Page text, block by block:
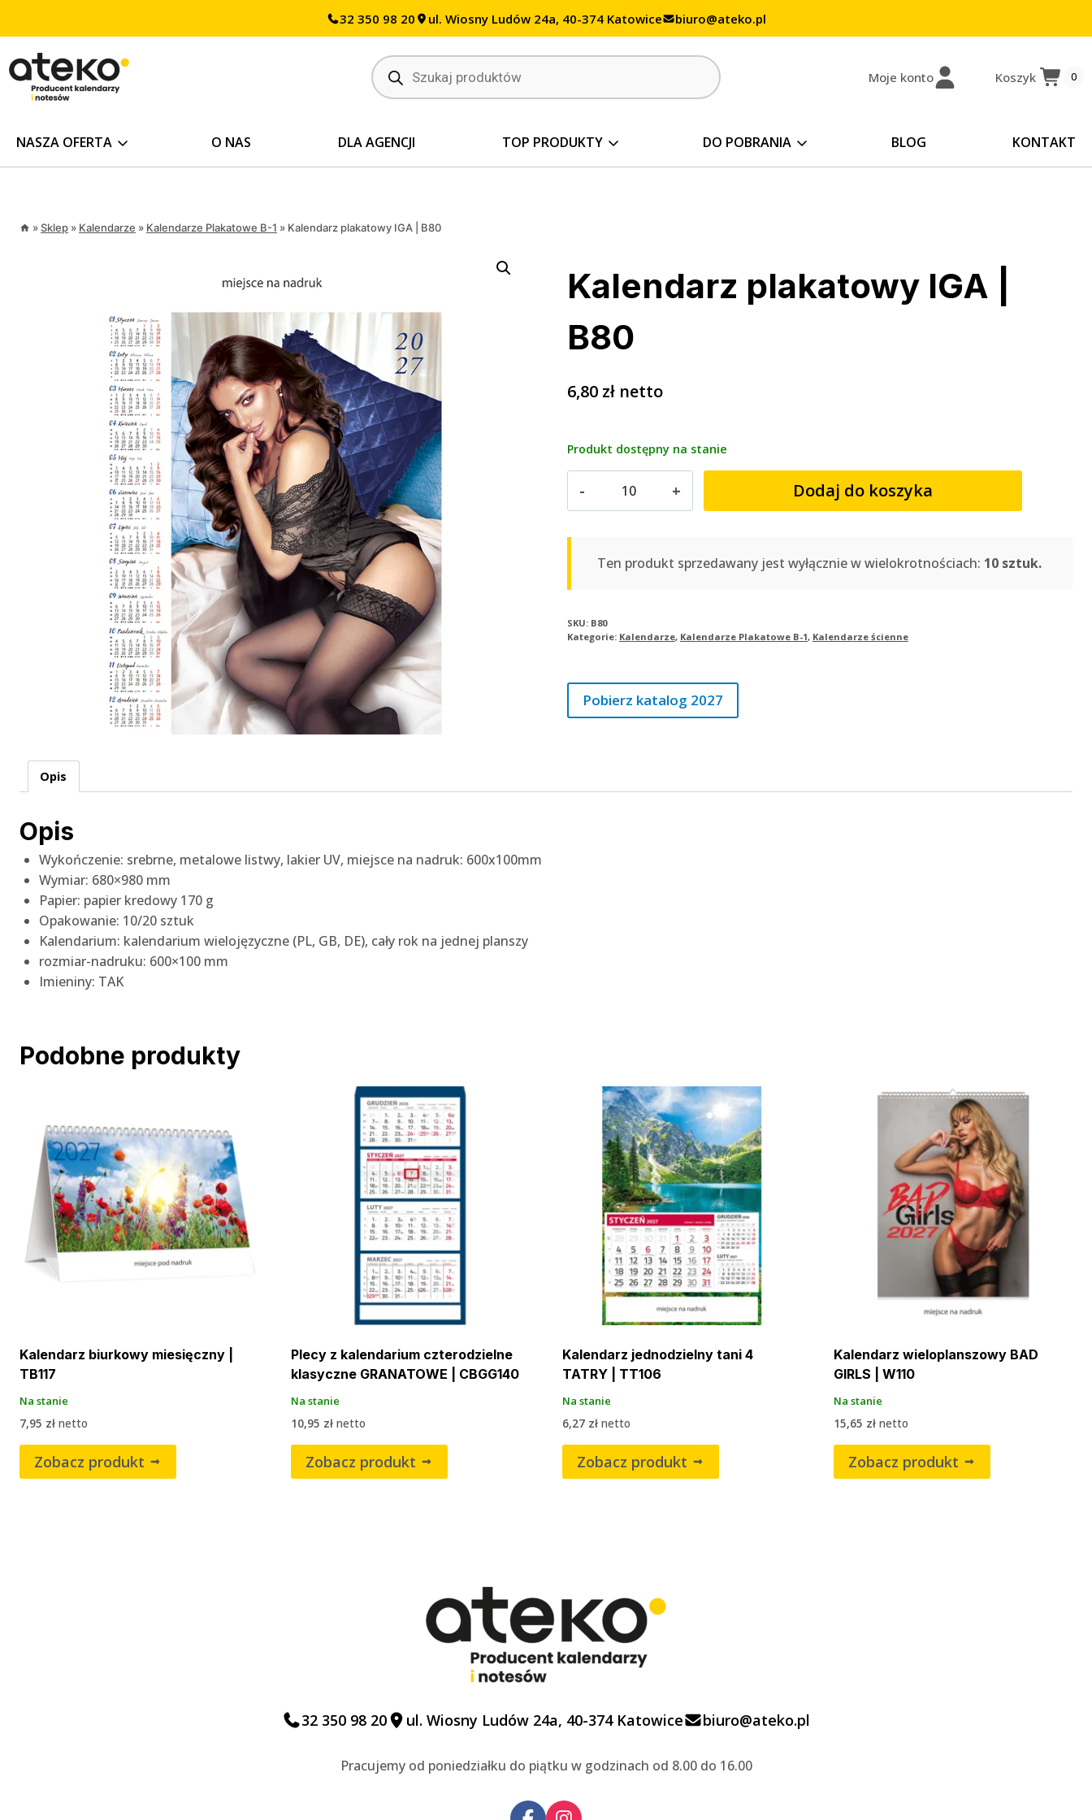
32 350 98 20 ul. Wiosny Ludów 24a, 40-374 Katowice biuro@ateko.pl
Wyszukiwarka
produktów Moje konto Koszyk 0
NASZA OFERTA O NAS DLA AGENCJI TOP PRODUKTY DO POBRANIA BLOG KONTAKT
»Sklep » Kalendarze » Kalendarze Plakatowe B-1 » Kalendarz plakatowy IGA | B80
Kalendarz plakatowy IGA |
B80
6,80 zł netto
Produkt dostępny na stanie
Kalendarz
IGA
Dodaj do koszyka
Ten produkt sprzedawany jest wyłącznie w wielokrotnościach: 10 sztuk.
SKU: B80
Kategorie: Kalendarze, Kalendarze Plakatowe B-1, Kalendarze ścienne
Pobierz katalog 2027
Opis
Opis
Wykończenie: srebrne, metalowe listwy, lakier UV, miejsce na nadruk: 600x100mm
Wymiar: 680×980 mm
Papier: papier kredowy 170 g
Opakowanie: 10/20 sztuk
Kalendarium: kalendarium wielojęzyczne (PL, GB, DE), cały rok na jednej planszy
rozmiar-nadruku: 600×100 mm
Imieniny: TAK
Podobne produkty
Kalendarz biurkowy miesięczny |
TB117
Na stanie
7,95 zł netto
Zobacz produkt
Plecy z kalendarium czterodzielne
klasyczne GRANATOWE | CBGG140
Na stanie
10,95 zł netto
Zobacz produkt
Kalendarz jednodzielny tani 4
TATRY | TT106
Na stanie
6,27 zł netto
Zobacz produkt
Kalendarz wieloplanszowy BAD
GIRLS | W110
Na stanie
15,65 zł netto
Zobacz produkt
32 350 98 20 ul. Wiosny Ludów 24a, 40-374 Katowice biuro@ateko.pl
Pracujemy od poniedziałku do piątku w godzinach od 8.00 do 16.00